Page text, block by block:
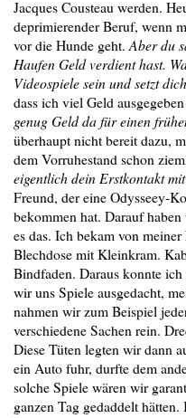
Jacques Cousteau werden.
deprimierender Beruf, wenn
vor die Hunde geht. Aber du
Haufen Geld verdient hast.
Videospiele sein und setzt
dass ich viel Geld
genug Geld da für einen
überhaupt nicht bereit dazu,
dem Vorruhestand schon
eigentlich dein Erstkontakt
Freund, der eine Odysseey-
bekommen hat. Darauf
es das. Ich bekam von
Blechdose mit Kleinkram.
Bindfaden. Daraus konnte
wir uns Spiele ausgedacht,
nahmen wir zum Beispiel
verschiedene Sachen rein.
Diese Tüten legten wir dann
ein Auto fuhr, durfte dem
solche Spiele wären wir
ganzen Tag gedaddelt